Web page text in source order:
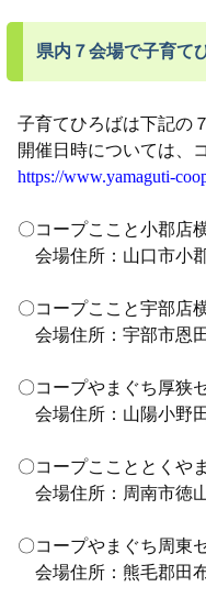
県内７会場で子育て
子育てひろばは下記の
開催日時については、
https://www.yamaguti-
〇コープここと小郡店
会場住所：山口市小
〇コープここと宇部
会場住所：宇部市恩
〇コープやまぐち厚
会場住所：山陽小野
〇コープここととくや
会場住所：周南市徳
〇コープやまぐち周
会場住所：熊毛郡田